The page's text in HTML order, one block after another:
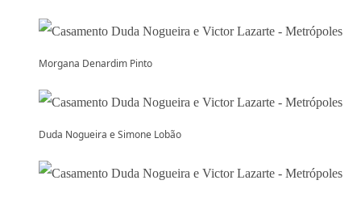
Morgana Denardim Pinto
Duda Nogueira e Simone Lobão